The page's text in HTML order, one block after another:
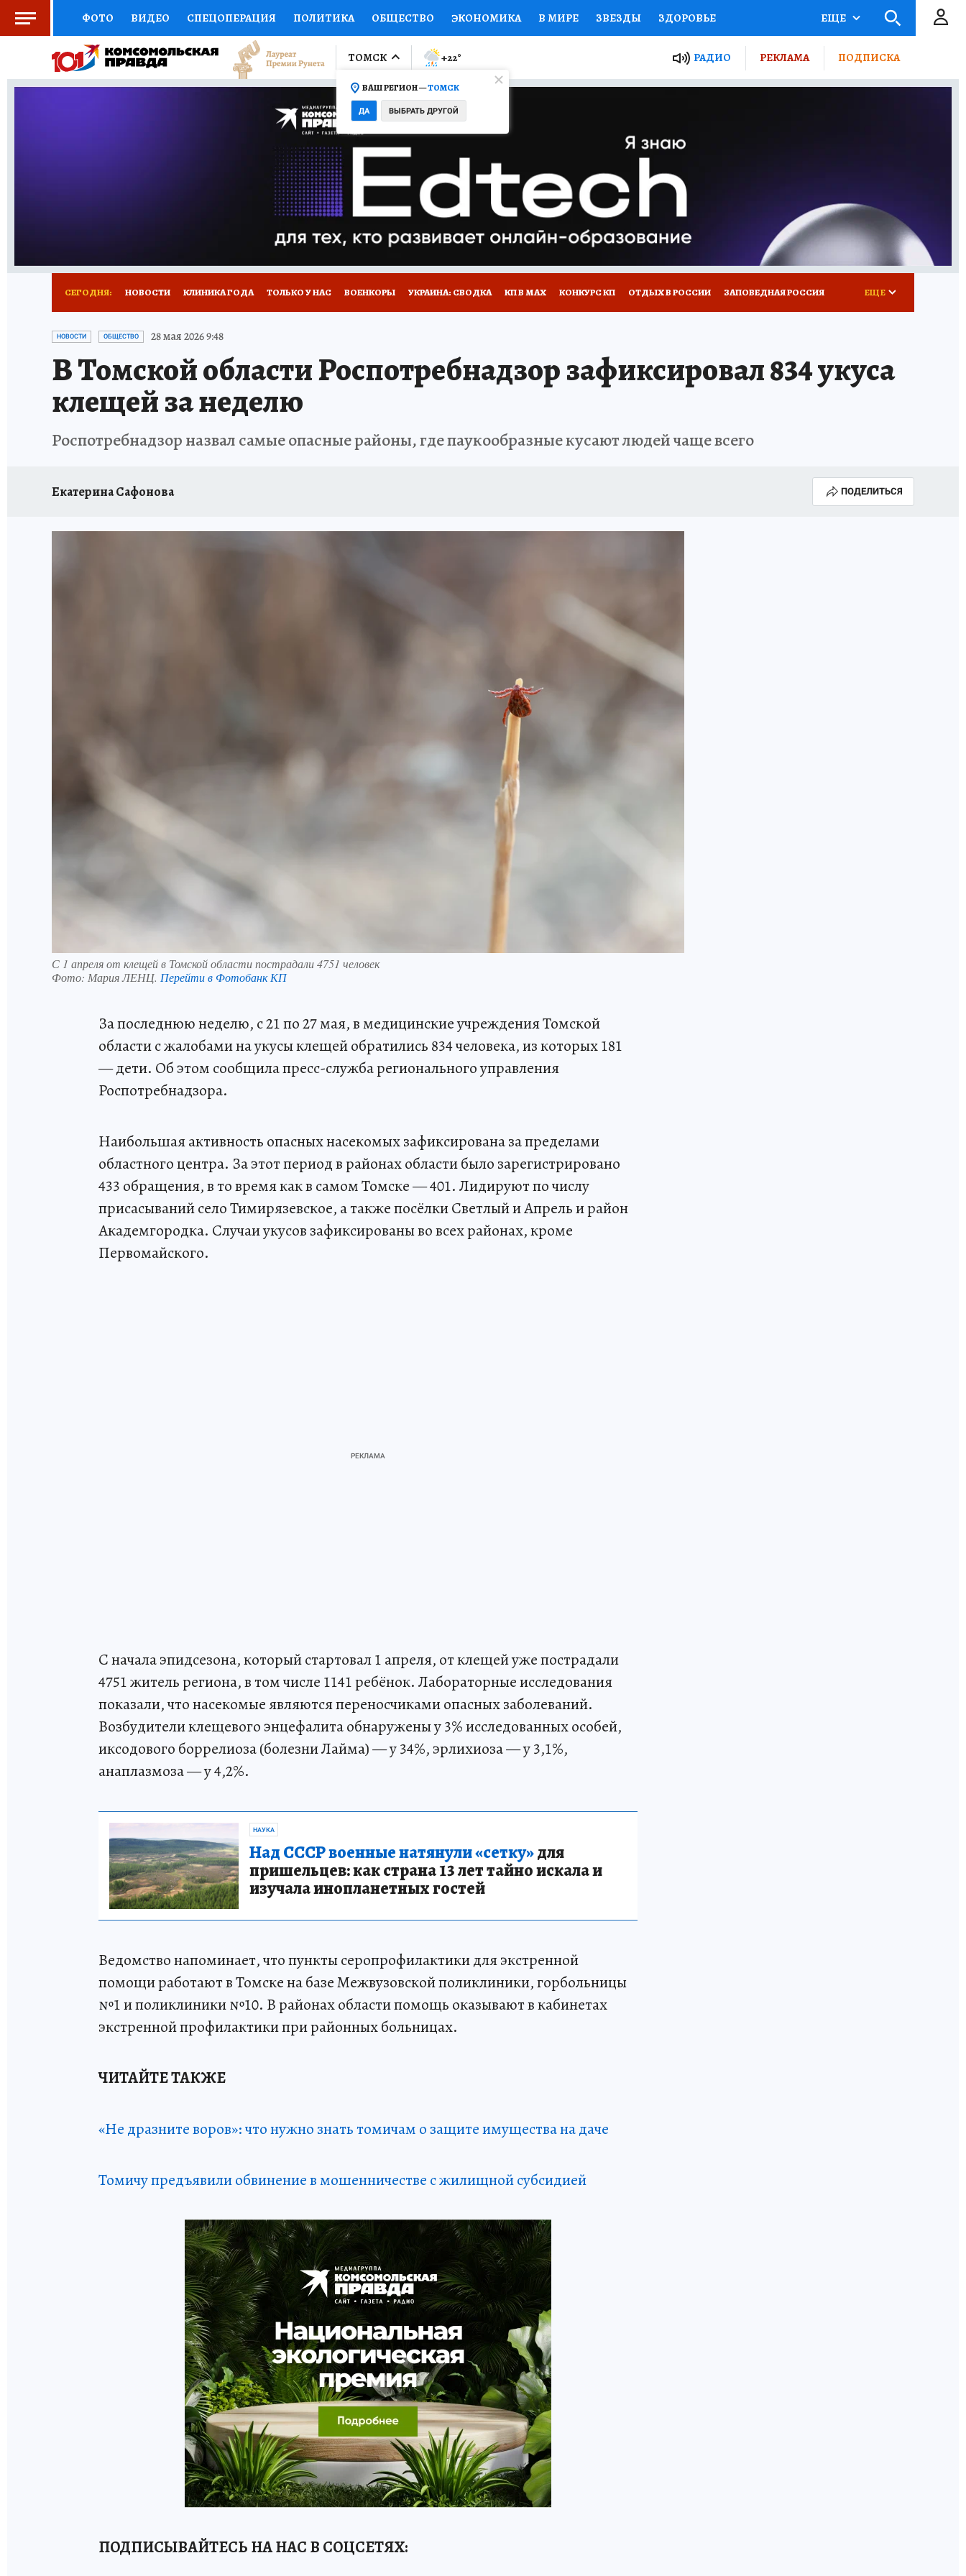
ФОТО ВИДЕО СПЕЦОПЕРАЦИЯ ПОЛИТИКА ОБЩЕСТВО ЭКОНОМИКА В МИРЕ ЗВЕЗДЫ ЗДОРОВЬЕ
СОЦПОДДЕРЖКА НАУКА СПОРТ КОЛУМНИСТЫ ПРОИСШЕСТВИЯ НАЦИОНАЛЬНЫЕ ПРОЕКТЫ РОССИИ
ВЫБОР ЭКСПЕРТОВ ДОКТОР ФИНАНСЫ ОТКРЫВАЕМ МИР Я ЗНАЮ СЕМЬЯ ЖЕНСКИЕ СЕКРЕТЫ ПУТЕВОДИТЕЛЬ
ПРОГНОЗЫ НА СПОРТ ПРОМОКОДЫ СЕРИАЛЫ
ТЕЛЕВИЗОР КОЛЛЕКЦИИ КОНКУРСЫ ГИД ПОТРЕБИТЕЛЯ
НОВОЕ НА САЙТЕ
ЕЩЕ
ТОМСК
ВАШ РЕГИОН —ТОМСК
ДА ВЫБРАТЬ ДРУГОЙ
+22° РАДИО РЕКЛАМА ПОДПИСКА
СЕГОДНЯ: НОВОСТИ КЛИНИКА ГОДА ТОЛЬКО У НАС ВОЕНКОРЫ УКРАИНА: СВОДКА КП В МАХ КОНКУРС КП ОТДЫХ В РОССИИ ЗАПОВЕДНАЯ РОССИЯ
ПРОИСШЕСТВИЯ АФИША
ЕЩЕ
НОВОСТИ ОБЩЕСТВО 28 мая 2026 9:48
В Томской области Роспотребнадзор зафиксировал 834 укуса
клещей за неделю
Роспотребнадзор назвал самые опасные районы, где паукообразные кусают людей чаще всего
Екатерина Сафонова ПОДЕЛИТЬСЯ
С 1 апреля от клещей в Томской области пострадали 4751 человек
Фото: Мария ЛЕНЦ. Перейти в Фотобанк КП
За последнюю неделю, с 21 по 27 мая, в медицинские учреждения Томской
области с жалобами на укусы клещей обратились 834 человека, из которых 181
— дети. Об этом сообщила пресс-служба регионального управления
Роспотребнадзора.
Наибольшая активность опасных насекомых зафиксирована за пределами
областного центра. За этот период в районах области было зарегистрировано
433 обращения, в то время как в самом Томске — 401. Лидируют по числу
присасываний село Тимирязевское, а также посёлки Светлый и Апрель и район
Академгородка. Случаи укусов зафиксированы во всех районах, кроме
Первомайского.
С начала эпидсезона, который стартовал 1 апреля, от клещей уже пострадали
4751 житель региона, в том числе 1141 ребёнок. Лабораторные исследования
показали, что насекомые являются переносчиками опасных заболеваний.
Возбудители клещевого энцефалита обнаружены у 3% исследованных особей,
иксодового боррелиоза (болезни Лайма) — у 34%, эрлихиоза — у 3,1%,
анаплазмоза — у 4,2%.
НАУКА
Над СССР военные натянули «сетку»для
пришельцев: как страна 13 лет тайно искала и
изучала инопланетных гостей
Ведомство напоминает, что пункты серопрофилактики для экстренной
помощи работают в Томске на базе Межвузовской поликлиники, горбольницы
№1 и поликлиники №10. В районах области помощь оказывают в кабинетах
экстренной профилактики при районных больницах.
ЧИТАЙТЕ ТАКЖЕ
«Не дразните воров»: что нужно знать томичам о защите имущества на даче
Томичу предъявили обвинение в мошенничестве с жилищной субсидией
ПОДПИСЫВАЙТЕСЬ НА НАС В СОЦСЕТЯХ: